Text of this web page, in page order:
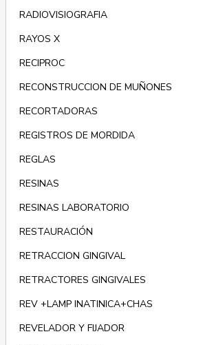
RADIOVISIOGRAFIA
RAYOS X
RECIPROC
RECONSTRUCCION DE MUÑONES
RECORTADORAS
REGISTROS DE MORDIDA
REGLAS
RESINAS
RESINAS LABORATORIO
RESTAURACIÓN
RETRACCION GINGIVAL
RETRACTORES GINGIVALES
REV +LAMP INATINICA+CHAS
REVELADOR Y FIJADOR